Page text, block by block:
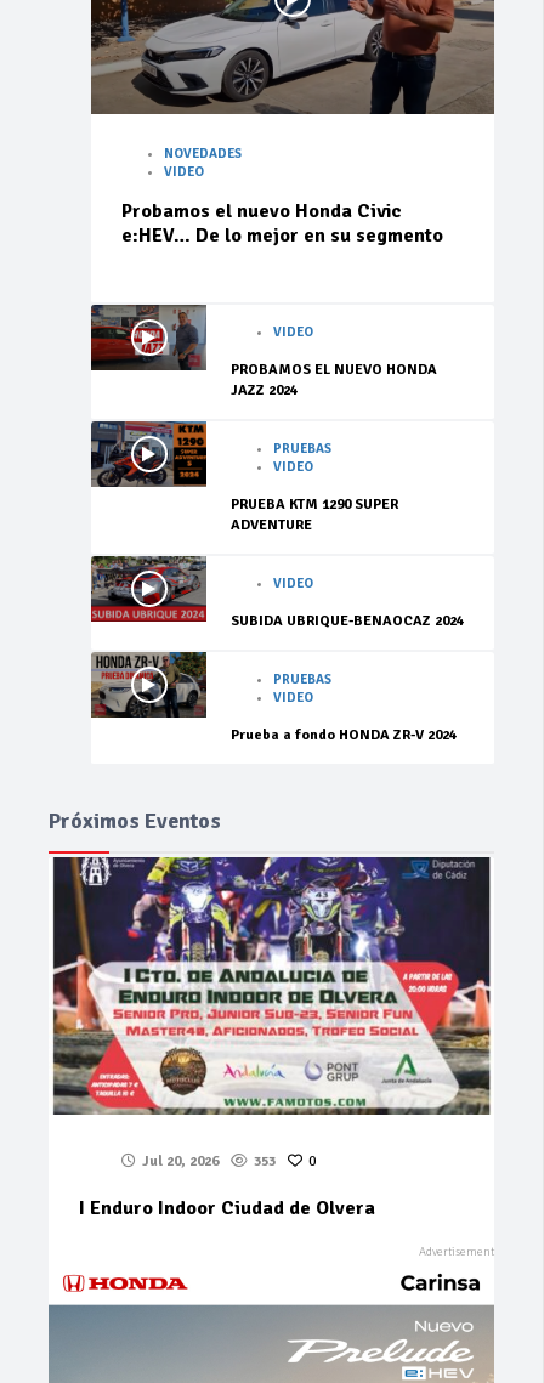
NOVEDADES
VIDEO
Probamos el nuevo Honda Civic
e:HEV… De lo mejor en su segmento
VIDEO
PROBAMOS EL NUEVO HONDA
JAZZ 2024
PRUEBAS
VIDEO
PRUEBA KTM 1290 SUPER
ADVENTURE
VIDEO
SUBIDA UBRIQUE-BENAOCAZ 2024
PRUEBAS
VIDEO
Prueba a fondo HONDA ZR-V 2024
Próximos Eventos
Jul 20, 2026 353 0
I Enduro Indoor Ciudad de Olvera